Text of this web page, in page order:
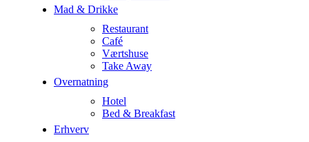
Mad & Drikke
Restaurant
Café
Værtshuse
Take Away
Overnatning
Hotel
Bed & Breakfast
Erhverv